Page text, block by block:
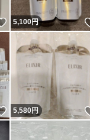
いいね！
5,100円
いいね！
5,580円